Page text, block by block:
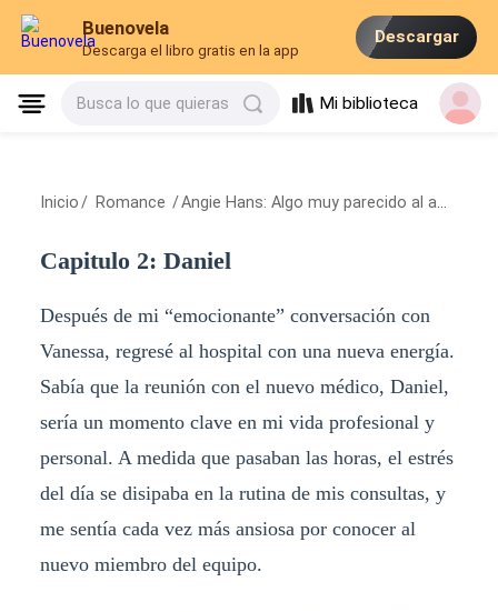
Buenovela
Descarga el libro gratis en la app
Descargar
Busca lo que quieras Mi biblioteca
Inicio / Romance /Angie Hans: Algo muy parecido al amor.
Capitulo 2: Daniel
Después de mi “emocionante” conversación con
Vanessa, regresé al hospital con una nueva energía.
Sabía que la reunión con el nuevo médico, Daniel,
sería un momento clave en mi vida profesional y
personal. A medida que pasaban las horas, el estrés
del día se disipaba en la rutina de mis consultas, y
me sentía cada vez más ansiosa por conocer al
nuevo miembro del equipo.